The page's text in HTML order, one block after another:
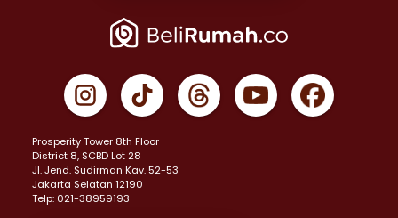
Properti Dijual di Jakarta Pusat >
Properti Dijual di Gambir >
Properti Dijual di Johar Baru >
Properti Dijual di Menteng >
Properti Dijual di Senen >
Properti Dijual di Tanah Abang >
Properti Dijual di Cikini >
Prosperity Tower 8th Floor
District 8, SCBD Lot 28
JI. Jend. Sudirman Kav. 52-53
Jakarta Selatan 12190
Telp: 021-38959193